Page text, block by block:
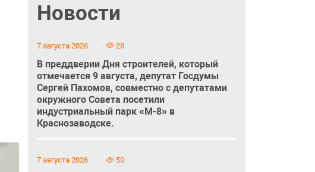
Новости
7 августа 2026 28
В преддверии Дня строителей, который
отмечается 9 августа, депутат Госдумы
Сергей Пахомов, совместно с депутатами
окружного Совета посетили
индустриальный парк «М-8» в
Краснозаводске.
7 августа 2026 50